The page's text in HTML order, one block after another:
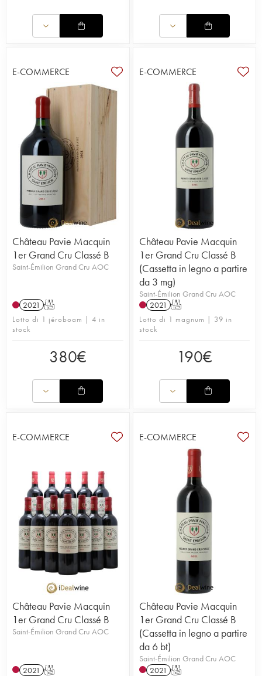
E-COMMERCE
Château Pavie Macquin
1er Grand Cru Classé B
Saint-Émilion Grand Cru AOC
2021 T
Lotto di 1 jéroboam | 4 in
stock
380€
E-COMMERCE
Château Pavie Macquin
1er Grand Cru Classé B
(Cassetta in legno a partire
da 3 mg)
Saint-Émilion Grand Cru AOC
2021 T
Lotto di 1 magnum | 39 in
stock
190€
E-COMMERCE
Château Pavie Macquin
1er Grand Cru Classé B
Saint-Émilion Grand Cru AOC
2021 T
E-COMMERCE
Château Pavie Macquin
1er Grand Cru Classé B
(Cassetta in legno a partire
da 6 bt)
Saint-Émilion Grand Cru AOC
2021 T